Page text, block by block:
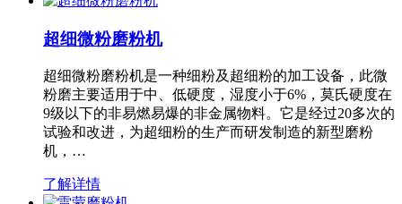
超细微粉磨粉机
超细微粉磨粉机是一种细粉及超细粉的加工设备，此微
粉磨主要适用于中、低硬度，湿度小于6%，莫氏硬度在
9级以下的非易燃易爆的非金属物料。它是经过20多次的
试验和改进，为超细粉的生产而研发制造的新型磨粉
机，…
了解详情